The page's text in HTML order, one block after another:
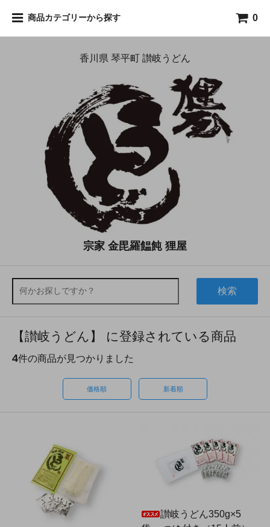
商品カテゴリーから探す 0
香川県 琴平町 讃岐うどん
宗家 金毘羅饂飩 狸屋
検索
【讃岐うどん】 に登録されている商品
4件の商品が見つかりました
価格順 新着順
讃岐うどん350g×5